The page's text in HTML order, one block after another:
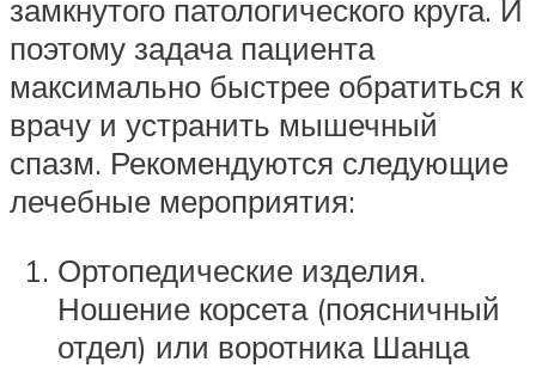
замкнутого патологического круга. И
поэтому задача пациента
максимально быстрее обратиться к
врачу и устранить мышечный
спазм. Рекомендуются следующие
лечебные мероприятия:
Ортопедические изделия.
Ношение корсета (поясничный
отдел) или воротника Шанца